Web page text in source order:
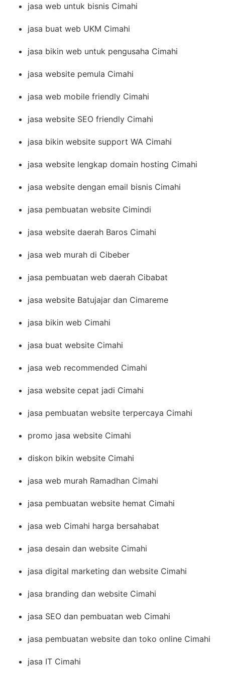
jasa web untuk bisnis Cimahi
jasa buat web UKM Cimahi
jasa bikin web untuk pengusaha Cimahi
jasa website pemula Cimahi
jasa web mobile friendly Cimahi
jasa website SEO friendly Cimahi
jasa bikin website support WA Cimahi
jasa website lengkap domain hosting Cimahi
jasa website dengan email bisnis Cimahi
jasa pembuatan website Cimindi
jasa website daerah Baros Cimahi
jasa web murah di Cibeber
jasa pembuatan web daerah Cibabat
jasa website Batujajar dan Cimareme
jasa bikin web Cimahi
jasa buat website Cimahi
jasa web recommended Cimahi
jasa website cepat jadi Cimahi
jasa pembuatan website terpercaya Cimahi
promo jasa website Cimahi
diskon bikin website Cimahi
jasa web murah Ramadhan Cimahi
jasa pembuatan website hemat Cimahi
jasa web Cimahi harga bersahabat
jasa desain dan website Cimahi
jasa digital marketing dan website Cimahi
jasa branding dan website Cimahi
jasa SEO dan pembuatan web Cimahi
jasa pembuatan website dan toko online Cimahi
jasa IT Cimahi